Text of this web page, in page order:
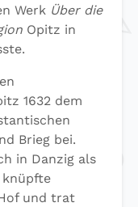
Werk Über die
Opitz in
1632 dem
Brieg bei.
in Danzig als
knüpfte
und trat